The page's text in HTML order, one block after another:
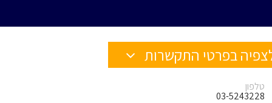
בפרטי התקשרות
טלפון
03-5243228